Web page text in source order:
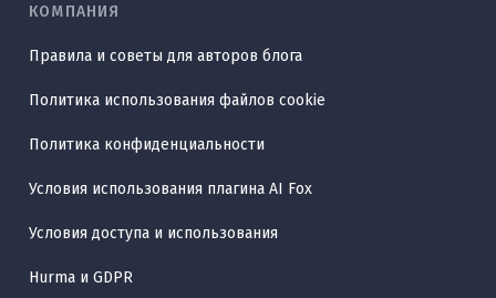
КОМПАНИЯ
Правила и советы для авторов блога
Политика использования файлов cookie
Политика конфиденциальности
Условия использования плагина AI Fox
Условия доступа и использования
Hurma и GDPR